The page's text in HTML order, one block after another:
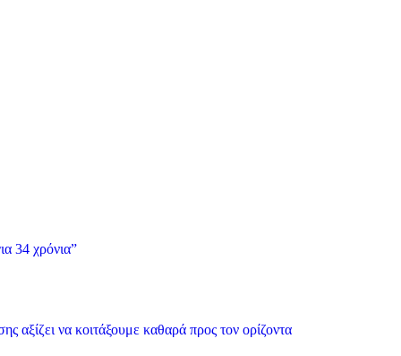
34 χρόνια”
αξίζει να κοιτάξουμε καθαρά προς τον ορίζοντα